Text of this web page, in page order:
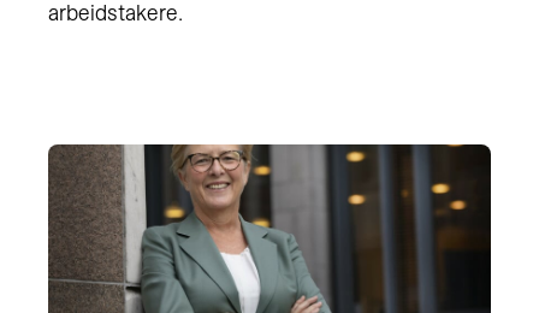
arbeidstakere.